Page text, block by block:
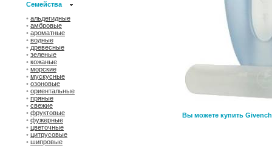
Семейства
• альдегидные
• амбровые
• ароматные
• водные
• древесные
• зеленые
• кожаные
• морские
• мускусные
• озоновые
• ориентальные
• пряные
• свежие
• фруктовые
• фужерные
• цветочные
• цитрусовые
• шипровые
Вы можете купить